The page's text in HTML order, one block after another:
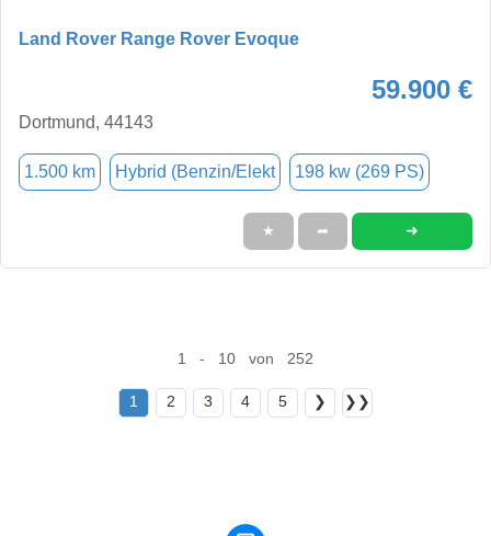
Land Rover Range Rover Evoque
59.900 €
Dortmund, 44143
1.500 km Hybrid (Benzin/Elekt 198 kw (269 PS)
★ ➦ ➜
1 - 10 von 252
1 2 3 4 5 ❯ ❯❯